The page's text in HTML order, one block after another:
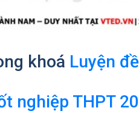
khoá Luyện đề
nghiệp THPT